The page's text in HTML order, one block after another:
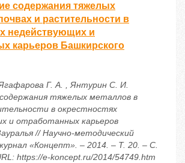
содержания тяжелых
и растительности в
недействующих и
карьеров Башкирского
Г. А. , Янтурин С. И.
тяжелых металлов в
в окрестностях
и отработанных карьеров
// Научно-методический
«Концепт». – 2014. – Т. 20. – С.
https://e-koncept.ru/2014/54749.htm